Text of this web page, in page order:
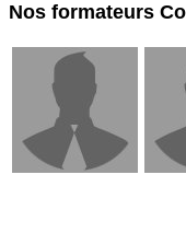
Nos formateurs